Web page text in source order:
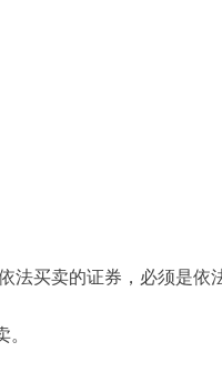
法买卖的证券，必须是依